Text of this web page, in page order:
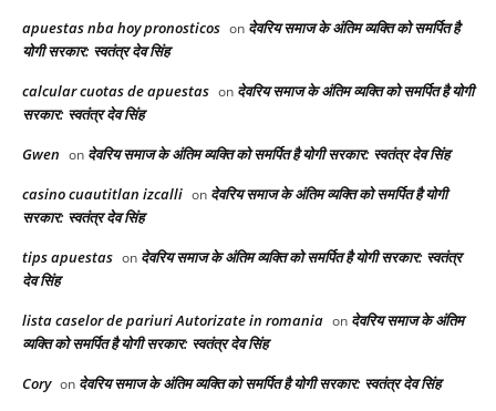
apuestas nba hoy pronosticos on देवरिय समाज के अंतिम व्यक्ति को समर्पित है
योगी सरकार: स्वतंत्र देव सिंह
calcular cuotas de apuestas on देवरिय समाज के अंतिम व्यक्ति को समर्पित है योगी
सरकार: स्वतंत्र देव सिंह
Gwen on देवरिय समाज के अंतिम व्यक्ति को समर्पित है योगी सरकार: स्वतंत्र देव सिंह
casino cuautitlan izcalli on देवरिय समाज के अंतिम व्यक्ति को समर्पित है योगी
सरकार: स्वतंत्र देव सिंह
tips apuestas on देवरिय समाज के अंतिम व्यक्ति को समर्पित है योगी सरकार: स्वतंत्र
देव सिंह
lista caselor de pariuri Autorizate in romania on देवरिय समाज के अंतिम
व्यक्ति को समर्पित है योगी सरकार: स्वतंत्र देव सिंह
Cory on देवरिय समाज के अंतिम व्यक्ति को समर्पित है योगी सरकार: स्वतंत्र देव सिंह